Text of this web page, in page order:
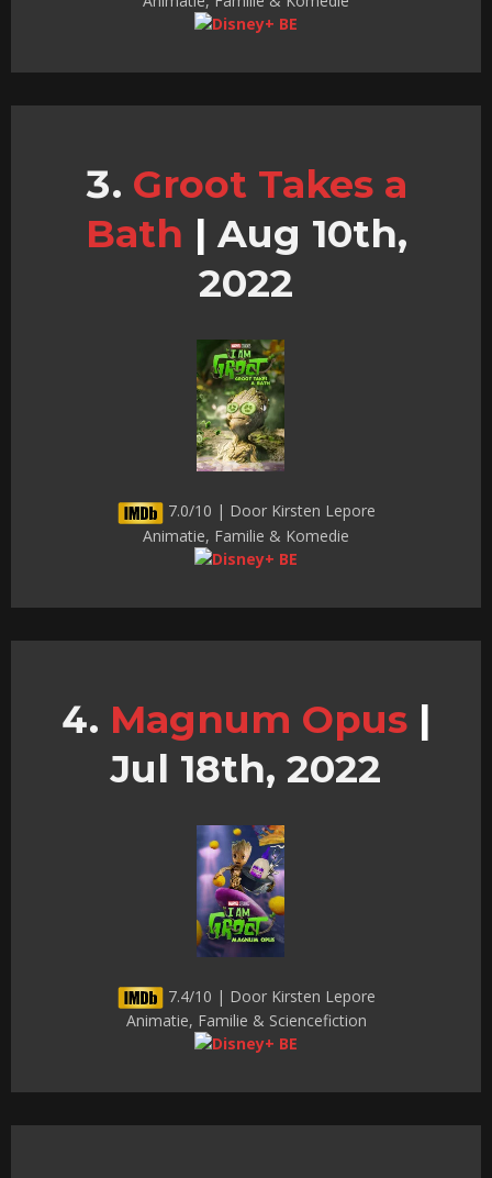
Groot Takes a
Bath | Aug 10th,
2022
7.0/10 | Door Kirsten Lepore
Animatie, Familie & Komedie
Magnum Opus |
Jul 18th, 2022
7.4/10 | Door Kirsten Lepore
Animatie, Familie & Sciencefiction